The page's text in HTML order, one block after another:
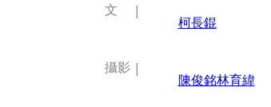
文
柯長錕
攝影
陳俊銘林育緯